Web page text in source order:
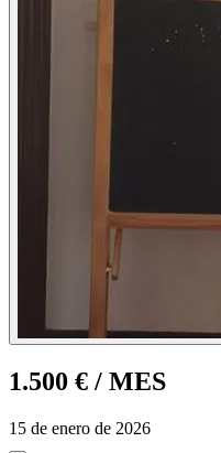
1.500 € / MES
15 de enero de 2026